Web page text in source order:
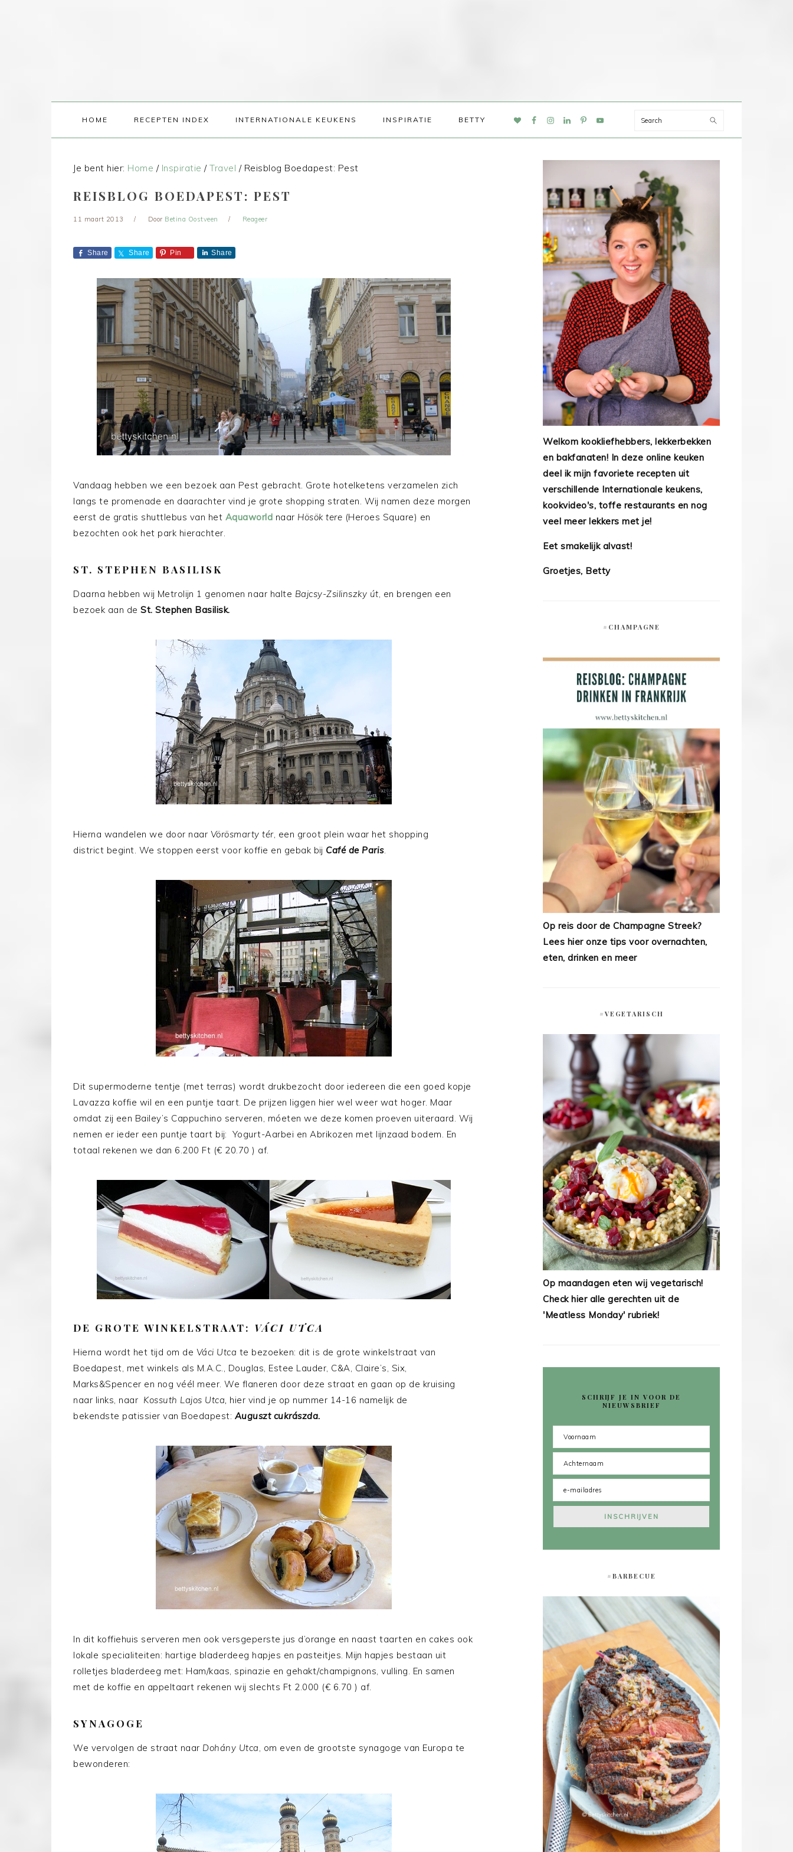
HOME RECEPTEN INDEX INTERNATIONALE KEUKENS INSPIRATIE BETTY
NAV
Search
Je bent hier: Home / Inspiratie / Travel /Reisblog Boedapest: Pest
REISBLOG BOEDAPEST: PEST
11 maart 2013 Door Betina Oostveen Reageer
Share Share Pin Share
Vandaag hebben we een bezoek aan Pest gebracht. Grote hotelketens verzamelen zich
langs te promenade en daarachter vind je grote shopping straten. Wij namen deze morgen
eerst de gratis shuttlebus van het Aquaworld naar Hösök tere (Heroes Square) en
bezochten ook het park hierachter.
ST. STEPHEN BASILISK
Daarna hebben wij Metrolijn 1 genomen naar halte Bajcsy-Zsilinszky út, en brengen een
bezoek aan de St. Stephen Basilisk.
Hierna wandelen we door naar Vörösmarty tér, een groot plein waar het shopping
district begint. We stoppen eerst voor koffie en gebak bij Café de Paris.
Dit supermoderne tentje (met terras) wordt drukbezocht door iedereen die een goed kopje
Lavazza koffie wil en een puntje taart. De prijzen liggen hier wel weer wat hoger. Maar
omdat zij een Bailey’s Cappuchino serveren, móeten we deze komen proeven uiteraard. Wij
nemen er ieder een puntje taart bij: Yogurt-Aarbei en Abrikozen met lijnzaad bodem. En
totaal rekenen we dan 6.200 Ft (€ 20.70 ) af.
DE GROTE WINKELSTRAAT: VÁCI UTCA
Hierna wordt het tijd om de Váci Utca te bezoeken: dit is de grote winkelstraat van
Boedapest, met winkels als M.A.C., Douglas, Estee Lauder, C&A, Claire’s, Six,
Marks&Spencer en nog véél meer. We flaneren door deze straat en gaan op de kruising
naar links, naar Kossuth Lajos Utca, hier vind je op nummer 14-16 namelijk de
bekendste patissier van Boedapest: Auguszt cukrászda.
In dit koffiehuis serveren men ook versgeperste jus d’orange en naast taarten en cakes ook
lokale specialiteiten: hartige bladerdeeg hapjes en pasteitjes. Mijn hapjes bestaan uit
rolletjes bladerdeeg met: Ham/kaas, spinazie en gehakt/champignons, vulling. En samen
met de koffie en appeltaart rekenen wij slechts Ft 2.000 (€ 6.70 ) af.
SYNAGOGE
We vervolgen de straat naar Dohány Utca, om even de grootste synagoge van Europa te
bewonderen:
Welkom kookliefhebbers, lekkerbekken
en bakfanaten! In deze online keuken
deel ik mijn favoriete recepten uit
verschillende Internationale keukens,
kookvideo's, toffe restaurants en nog
veel meer lekkers met je!
Eet smakelijk alvast!
Groetjes, Betty
#CHAMPAGNE
Op reis door de Champagne Streek?
Lees hier onze tips voor overnachten,
eten, drinken en meer
#VEGETARISCH
Op maandagen eten wij vegetarisch!
Check hier alle gerechten uit de
'Meatless Monday' rubriek!
SCHRIJF JE IN VOOR DE
NIEUWSBRIEF
#BARBECUE